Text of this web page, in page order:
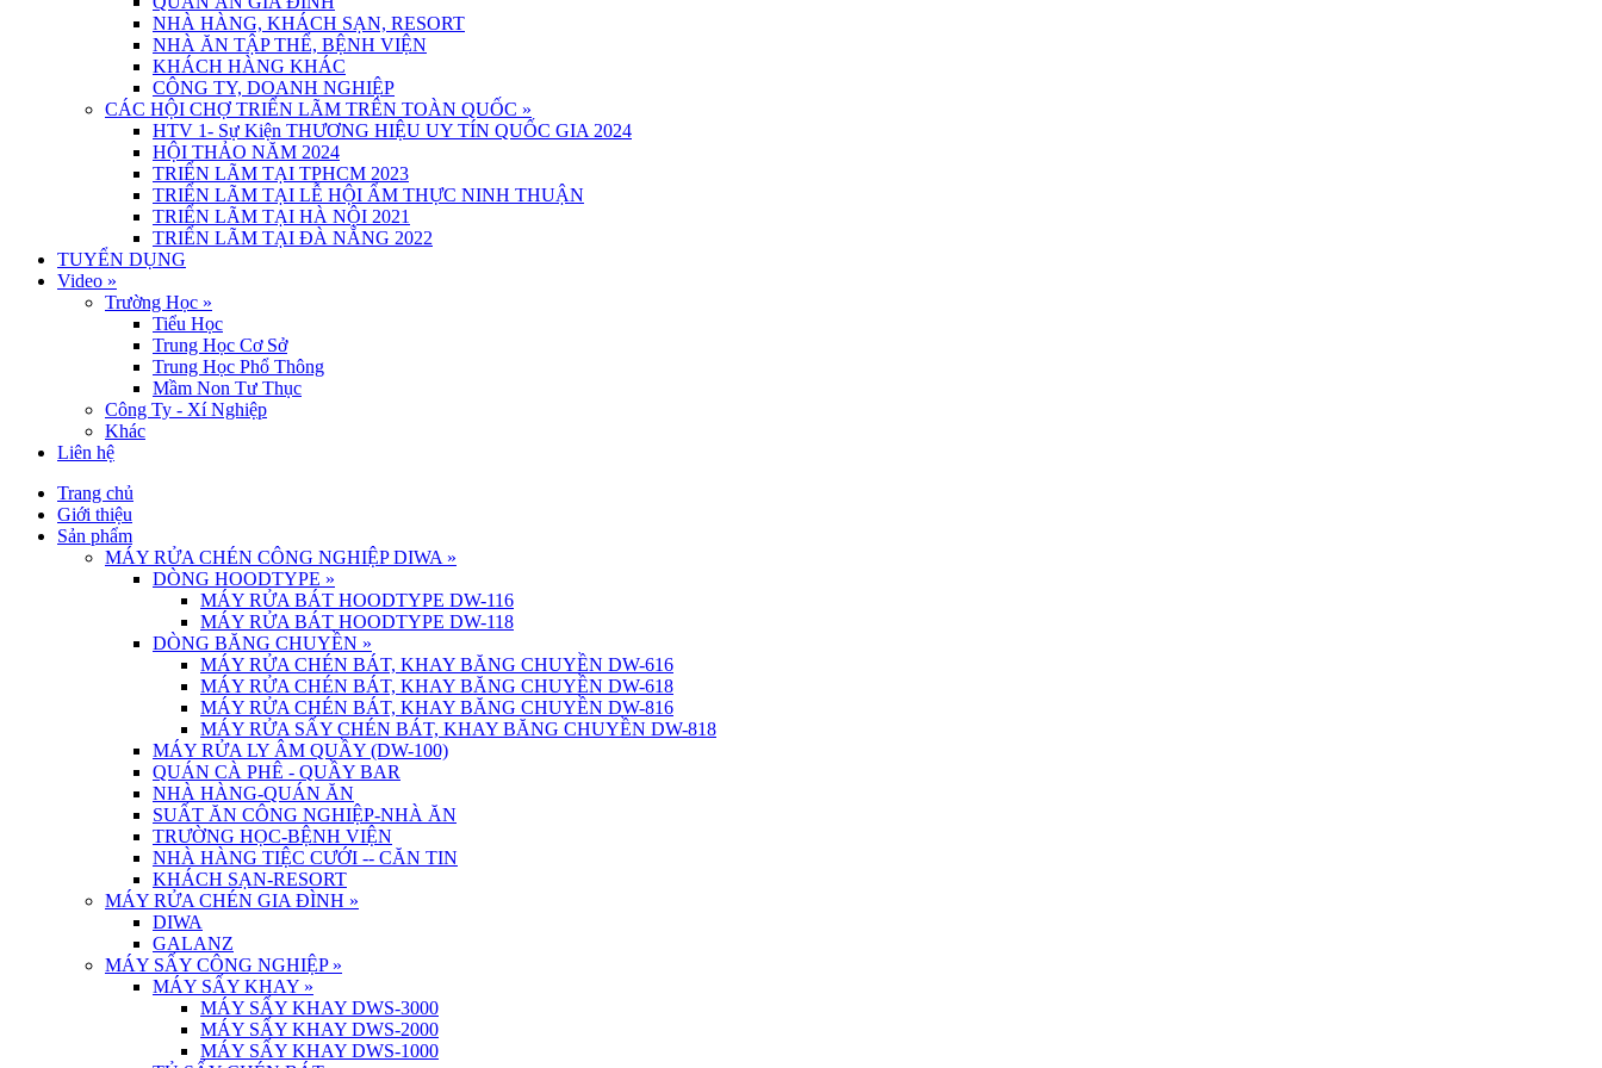
NHÀ HÀNG, KHÁCH SẠN, RESORT
NHÀ ĂN TẬP THỂ, BỆNH VIỆN
KHÁCH HÀNG KHÁC
CÔNG TY, DOANH NGHIỆP
CÁC HỘI CHỢ TRIỂN LÃM TRÊN TOÀN QUỐC »
HTV 1- Sự Kiện THƯƠNG HIỆU UY TÍN QUỐC GIA 2024
HỘI THẢO NĂM 2024
TRIỂN LÃM TẠI TPHCM 2023
TRIỂN LÃM TẠI LỄ HỘI ẨM THỰC NINH THUẬN
TRIỂN LÃM TẠI HÀ NỘI 2021
TRIỂN LÃM TẠI ĐÀ NẴNG 2022
TUYỂN DỤNG
Video »
Trường Học »
Tiểu Học
Trung Học Cơ Sở
Trung Học Phổ Thông
Mầm Non Tư Thục
Công Ty - Xí Nghiệp
Khác
Liên hệ
Trang chủ
Giới thiệu
Sản phẩm
MÁY RỬA CHÉN CÔNG NGHIỆP DIWA »
DÒNG HOODTYPE »
MÁY RỬA BÁT HOODTYPE DW-116
MÁY RỬA BÁT HOODTYPE DW-118
DÒNG BĂNG CHUYỀN »
MÁY RỬA CHÉN BÁT, KHAY BĂNG CHUYỀN DW-616
MÁY RỬA CHÉN BÁT, KHAY BĂNG CHUYỀN DW-618
MÁY RỬA CHÉN BÁT, KHAY BĂNG CHUYỀN DW-816
MÁY RỬA SẤY CHÉN BÁT, KHAY BĂNG CHUYỀN DW-818
MÁY RỬA LY ÂM QUẦY (DW-100)
QUÁN CÀ PHÊ - QUẦY BAR
NHÀ HÀNG-QUÁN ĂN
SUẤT ĂN CÔNG NGHIỆP-NHÀ ĂN
TRƯỜNG HỌC-BỆNH VIỆN
NHÀ HÀNG TIỆC CƯỚI -- CĂN TIN
KHÁCH SẠN-RESORT
MÁY RỬA CHÉN GIA ĐÌNH »
DIWA
GALANZ
MÁY SẤY CÔNG NGHIỆP »
MÁY SẤY KHAY »
MÁY SẤY KHAY DWS-3000
MÁY SẤY KHAY DWS-2000
MÁY SẤY KHAY DWS-1000